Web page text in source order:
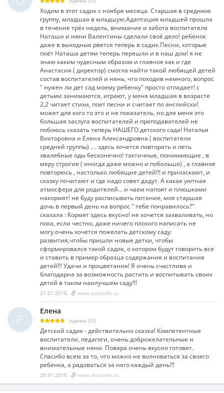
Ходим в этот садик с ноября месяца. Старшая в среднюю
группу, младшая в младшую.Адаптация младшей прошла
в течение трёх недель, внимание и забота воспитателя
Наташи и няни Валентины сделали своё дело! ребёнок
даже в выходные рвется теперь в садик.Песни, которые
поёт Наташа детям теперь перешли и в наш дом! я не
знаю каким чудесным образом и главное как и где
Анастасия ( директор) смогла найти такой любящей детей
состав воспитателей и нянь, что походив немного, вопрос
" нужен ли дет сад моему ребенку" просто отпадает! с
детьми занимаются, играют, у меня младшая в возрасте
2,2 читает стихи, поет песни и считает по английски!
может для кого то это и не показатель, но для меня это
большая заслуга воспитателей и преподавателей не
побоюсь сказать теперь НАШЕГО детского сада! Наталья
Викторовна и Елена Александровна ( воспитатели
средней группы) .... здесь хочется повторять и петь
хвалебные оды бесконечно! тактичные, понимающие , в
меру строгие ( иногда даже можно и побольше) , а главное
повторюсь , настолько любящие детей!!! и приласкают, и
сказку почитают и где надо совет дадут. А какая уютная
атмосфера для родителей... и чаем напоят и плюшками
накормят! не буду расписывать питание, моя старшая
дочь в первый день на вопрос " тебе понравилось?"
сказала : Кормят здесь вкусно! не хочется захваливать, но
пока, если честно, даже ничего плохого написать не
могу.очень хочется пожелать детскому саду:
развития,чтобы пришли новые детки, чтобы
сформировался такой садик, о котором будут говорить все
и ставить в пример образца содержания и воспитания
детей!!! Удачи и процветания! Я очень счастлива и
благодарна за возможность растить и воспитывать своих
детей в таком наилучшем саду!!!
21.01.2015 www.ecosadik.ru
Е
Елена
оценка 5/5
Детский садик - действительно сказка! Компетентные
воспитатели, педагоги, очень доброжелательные и
внимательные няни. Повара очень вкусно готовят.
Спасибо всем за то, что можно не волноваться за своего
ребенка, а радоваться за него каждый день!!!
20.01.2015 www.ecosadik.ru